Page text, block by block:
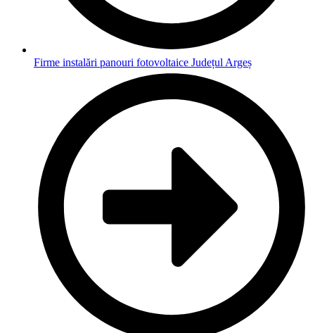
Firme instalări panouri fotovoltaice Județul Argeș